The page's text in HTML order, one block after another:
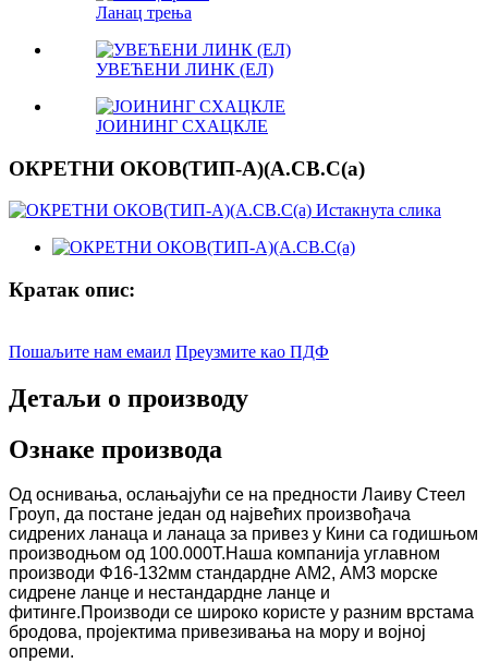
Ланац трења
УВЕЋЕНИ ЛИНК (ЕЛ)
ЈОИНИНГ СХАЦКЛЕ
ОКРЕТНИ ОКОВ(ТИП-А)(А.СВ.С(а)
Кратак опис:
Пошаљите нам емаил Преузмите као ПДФ
Детаљи о производу
Ознаке производа
Од оснивања, ослањајући се на предности Лаиву Стеел
Гроуп, да постане један од највећих произвођача
сидрених ланаца и ланаца за привез у Кини са годишњом
производњом од 100.000Т.Наша компанија углавном
производи Φ16-132мм стандардне АМ2, АМ3 морске
сидрене ланце и нестандардне ланце и
фитинге.Производи се широко користе у разним врстама
бродова, пројектима привезивања на мору и војној
опреми.